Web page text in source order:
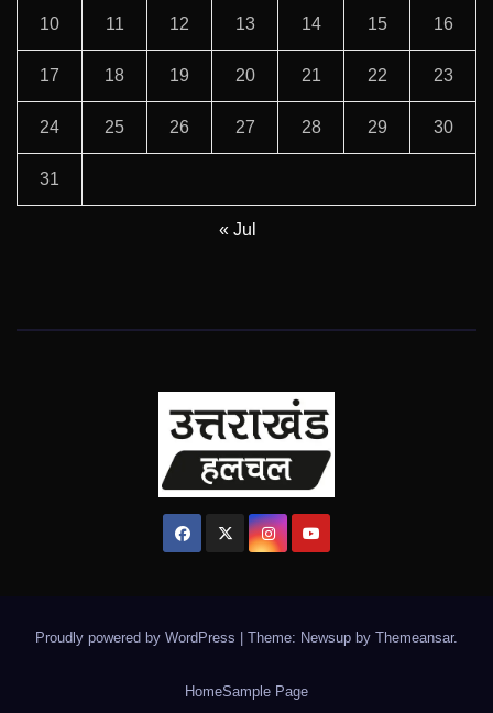
10 11 12 13 14 15 16
17 18 19 20 21 22 23
24 25 26 27 28 29 30
31
« Jul
Proudly powered by WordPress Theme: Newsup by Themeansar.
HomeSample Page